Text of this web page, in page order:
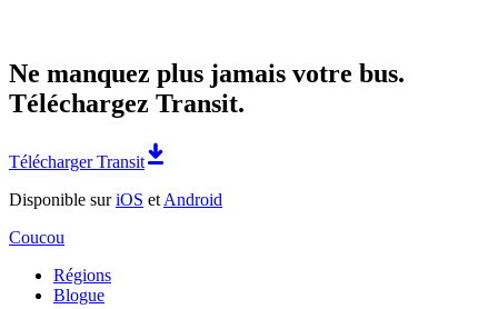
Ne manquez plus jamais votre bus.
Téléchargez Transit.
Télécharger Transit
Disponible suriOS et Android
Coucou
Régions
Blogue